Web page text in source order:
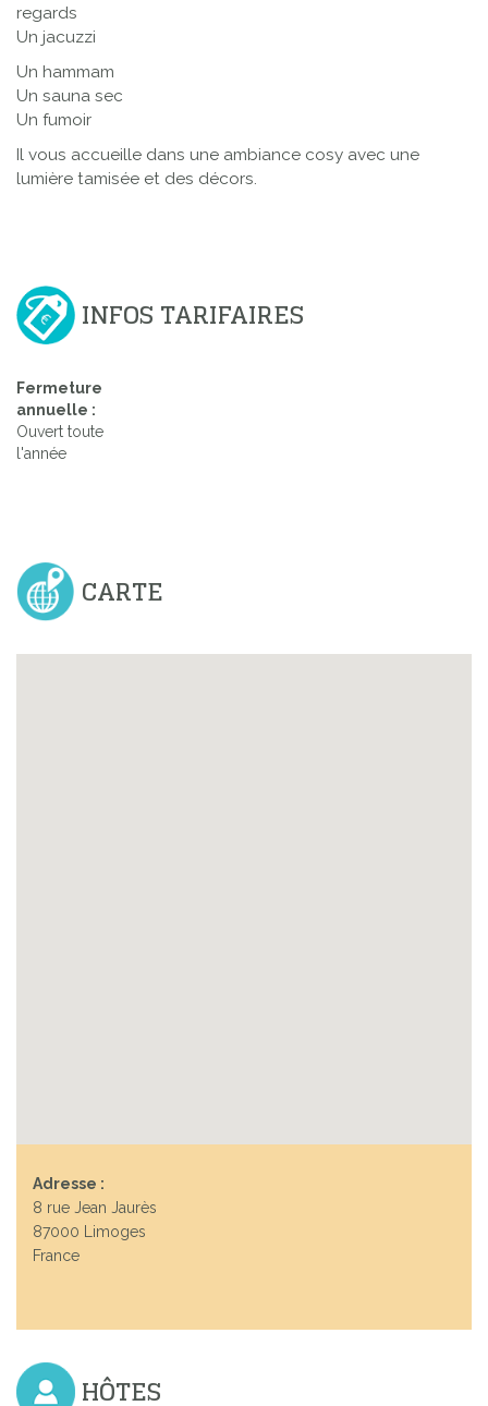
regards
Un jacuzzi
Un hammam
Un sauna sec
Un fumoir
Il vous accueille dans une ambiance cosy avec une
lumière tamisée et des décors.
INFOS TARIFAIRES
Fermeture
annuelle :
Ouvert toute
l'année
CARTE
Adresse :
8 rue Jean Jaurès
87000 Limoges
France
HÔTES